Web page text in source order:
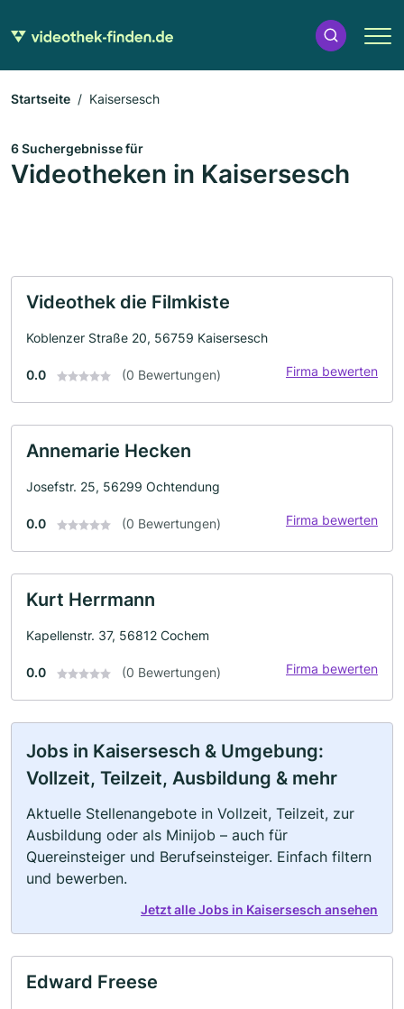
Startseite Kaisersesch
6 Suchergebnisse für
Videotheken in Kaisersesch
Videothek die Filmkiste
Koblenzer Straße 20, 56759 Kaisersesch
0.0 (0 Bewertungen) Firma bewerten
Annemarie Hecken
Josefstr. 25, 56299 Ochtendung
0.0 (0 Bewertungen) Firma bewerten
Kurt Herrmann
Kapellenstr. 37, 56812 Cochem
0.0 (0 Bewertungen) Firma bewerten
Jobs in Kaisersesch & Umgebung:
Vollzeit, Teilzeit, Ausbildung & mehr
Aktuelle Stellenangebote in Vollzeit, Teilzeit, zur
Ausbildung oder als Minijob – auch für
Quereinsteiger und Berufseinsteiger. Einfach filtern
und bewerben.
Jetzt alle Jobs in Kaisersesch ansehen
Edward Freese